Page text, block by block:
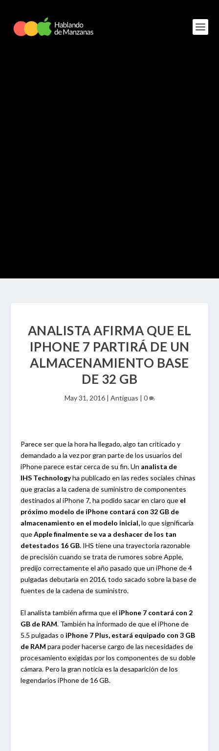
ANALISTA AFIRMA QUE EL
IPHONE 7 PARTIRÁ DE UN
ALMACENAMIENTO BASE
DE 32 GB
May 31, 2016| Antiguas | 0
Parece ser que la hora ha llegado, algo tan criticado y
demandado a la vez por gran parte de los usuarios del
iPhone parece estar cerca de su fin. Un analista de
IHS Technologyha publicado en las redes sociales chinas
que gracias a la cadena de suministro de componentes
destinados al iPhone 7, ha podido sacar en claro que el
próximo modelo de iPhone contará con 32 GB de
almacenamiento en el modelo inicial,lo que significaría
queApple finalmente se va a deshacer de los tan
detestados 16 GB. IHS tiene una trayectoria razonable
de precisión cuando se trata de rumores sobre Apple,
predijo correctamente el año pasado que un iPhone de 4
pulgadas debutaría en 2016, todo sacado sobre la base de
fuentes de la cadena de suministro.
El analista también afirma que el iPhone 7 contará con 2
GB de RAM. También ha informado de que el iPhone de
5.5 pulgadas o iPhone 7 Plus, estará equipado con 3 GB
de RAM para poder hacerse cargo de las necesidades de
procesamiento exigidas por los componentes de su doble
cámara. Pero la gran noticia es la desaparición de los
legendarios iPhone de 16 GB.